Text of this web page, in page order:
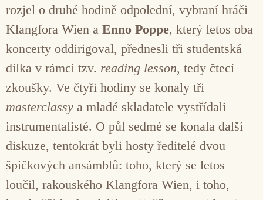
rozjel o druhé hodině odpolední, vybraní hráči
Klangfora Wien a Enno Poppe, který letos oba
koncerty oddirigoval, přednesli tři studentská
dílka v rámci tzv. reading lesson, tedy čtecí
zkoušky. Ve čtyři hodiny se konaly tři
masterclassy a mladé skladatele vystřídali
instrumentalisté. O půl sedmé se konala další
diskuze, tentokrát byli hosty ředitelé dvou
špičkových ansámblů: toho, který se letos
loučil, rakouského Klangfora Wien, i toho,